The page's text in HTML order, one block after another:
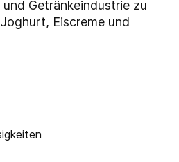
Getränkeindustrie zu
Eiscreme und